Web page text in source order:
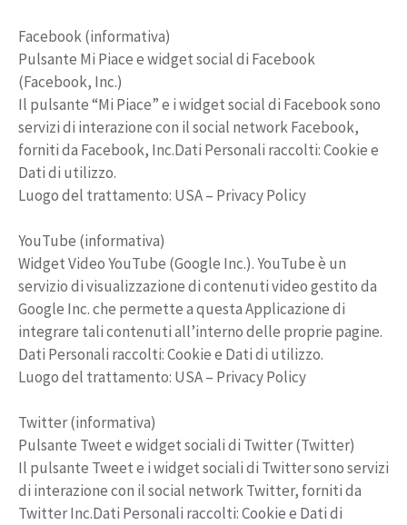
Facebook (informativa)
Pulsante Mi Piace e widget social di Facebook
(Facebook, Inc.)
Il pulsante “Mi Piace” e i widget social di Facebook sono
servizi di interazione con il social network Facebook,
forniti da Facebook, Inc.Dati Personali raccolti: Cookie e
Dati di utilizzo.
Luogo del trattamento: USA – Privacy Policy
YouTube (informativa)
Widget Video YouTube (Google Inc.). YouTube è un
servizio di visualizzazione di contenuti video gestito da
Google Inc. che permette a questa Applicazione di
integrare tali contenuti all’interno delle proprie pagine.
Dati Personali raccolti: Cookie e Dati di utilizzo.
Luogo del trattamento: USA – Privacy Policy
Twitter (informativa)
Pulsante Tweet e widget sociali di Twitter (Twitter)
Il pulsante Tweet e i widget sociali di Twitter sono servizi
di interazione con il social network Twitter, forniti da
Twitter Inc.Dati Personali raccolti: Cookie e Dati di